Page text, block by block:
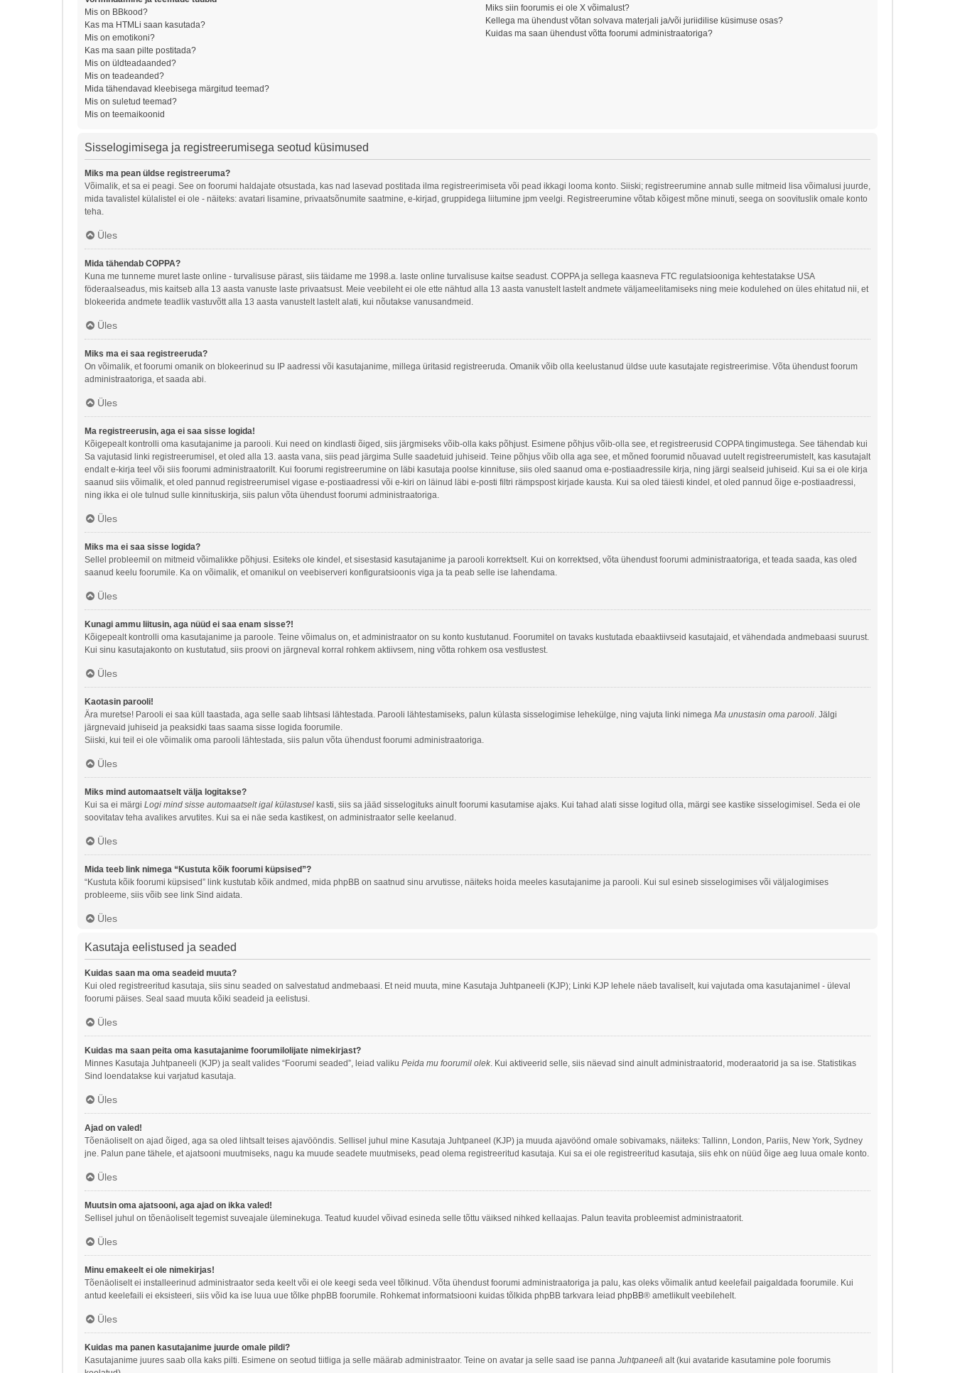
Mis on BBkood?
Kas ma HTMLi saan kasutada?
Mis on emotikoni?
Kas ma saan pilte postitada?
Mis on üldteadaanded?
Mis on teadeanded?
Mida tähendavad kleebisega märgitud teemad?
Mis on suletud teemad?
Mis on teemaikoonid
Miks siin foorumis ei ole X võimalust?
Kellega ma ühendust võtan solvava materjali ja/või juriidilise küsimuse osas?
Kuidas ma saan ühendust võtta foorumi administraatoriga?
Sisselogimisega ja registreerumisega seotud küsimused
Miks ma pean üldse registreeruma?
Võimalik, et sa ei peagi. See on foorumi haldajate otsustada, kas nad lasevad postitada ilma registreerimiseta või pead ikkagi looma konto. Siiski; registreerumine annab sulle mitmeid lisa võimalusi juurde,
mida tavalistel külalistel ei ole - näiteks: avatari lisamine, privaatsõnumite saatmine, e-kirjad, gruppidega liitumine jpm veelgi. Registreerumine võtab kõigest mõne minuti, seega on soovituslik omale konto
teha.
Üles
Mida tähendab COPPA?
Kuna me tunneme muret laste online - turvalisuse pärast, siis täidame me 1998.a. laste online turvalisuse kaitse seadust. COPPA ja sellega kaasneva FTC regulatsiooniga kehtestatakse USA
föderaalseadus, mis kaitseb alla 13 aasta vanuste laste privaatsust. Meie veebileht ei ole ette nähtud alla 13 aasta vanustelt lastelt andmete väljameelitamiseks ning meie kodulehed on üles ehitatud nii, et
blokeerida andmete teadlik vastuvõtt alla 13 aasta vanustelt lastelt alati, kui nõutakse vanusandmeid.
Üles
Miks ma ei saa registreeruda?
On võimalik, et foorumi omanik on blokeerinud su IP aadressi või kasutajanime, millega üritasid registreeruda. Omanik võib olla keelustanud üldse uute kasutajate registreerimise. Võta ühendust foorum
administraatoriga, et saada abi.
Üles
Ma registreerusin, aga ei saa sisse logida!
Kõigepealt kontrolli oma kasutajanime ja parooli. Kui need on kindlasti õiged, siis järgmiseks võib-olla kaks põhjust. Esimene põhjus võib-olla see, et registreerusid COPPA tingimustega. See tähendab kui
Sa vajutasid linki registreerumisel, et oled alla 13. aasta vana, siis pead järgima Sulle saadetuid juhiseid. Teine põhjus võib olla aga see, et mõned foorumid nõuavad uutelt registreerumistelt, kas kasutajalt
endalt e-kirja teel või siis foorumi administraatorilt. Kui foorumi registreerumine on läbi kasutaja poolse kinnituse, siis oled saanud oma e-postiaadressile kirja, ning järgi sealseid juhiseid. Kui sa ei ole kirja
saanud siis võimalik, et oled pannud registreerumisel vigase e-postiaadressi või e-kiri on läinud läbi e-posti filtri rämpspost kirjade kausta. Kui sa oled täiesti kindel, et oled pannud õige e-postiaadressi,
ning ikka ei ole tulnud sulle kinnituskirja, siis palun võta ühendust foorumi administraatoriga.
Üles
Miks ma ei saa sisse logida?
Sellel probleemil on mitmeid võimalikke põhjusi. Esiteks ole kindel, et sisestasid kasutajanime ja parooli korrektselt. Kui on korrektsed, võta ühendust foorumi administraatoriga, et teada saada, kas oled
saanud keelu foorumile. Ka on võimalik, et omanikul on veebiserveri konfiguratsioonis viga ja ta peab selle ise lahendama.
Üles
Kunagi ammu liitusin, aga nüüd ei saa enam sisse?!
Kõigepealt kontrolli oma kasutajanime ja paroole. Teine võimalus on, et administraator on su konto kustutanud. Foorumitel on tavaks kustutada ebaaktiivseid kasutajaid, et vähendada andmebaasi suurust.
Kui sinu kasutajakonto on kustutatud, siis proovi on järgneval korral rohkem aktiivsem, ning võtta rohkem osa vestlustest.
Üles
Kaotasin parooli!
Ära muretse! Parooli ei saa küll taastada, aga selle saab lihtsasi lähtestada. Parooli lähtestamiseks, palun külasta sisselogimise lehekülge, ning vajuta linki nimega Ma unustasin oma parooli. Jälgi
järgnevaid juhiseid ja peaksidki taas saama sisse logida foorumile.
Siiski, kui teil ei ole võimalik oma parooli lähtestada, siis palun võta ühendust foorumi administraatoriga.
Üles
Miks mind automaatselt välja logitakse?
Kui sa ei märgi Logi mind sisse automaatselt igal külastusel kasti, siis sa jääd sisselogituks ainult foorumi kasutamise ajaks. Kui tahad alati sisse logitud olla, märgi see kastike sisselogimisel. Seda ei ole
soovitatav teha avalikes arvutites. Kui sa ei näe seda kastikest, on administraator selle keelanud.
Üles
Mida teeb link nimega “Kustuta kõik foorumi küpsised”?
“Kustuta kõik foorumi küpsised” link kustutab kõik andmed, mida phpBB on saatnud sinu arvutisse, näiteks hoida meeles kasutajanime ja parooli. Kui sul esineb sisselogimises või väljalogimises
probleeme, siis võib see link Sind aidata.
Üles
Kasutaja eelistused ja seaded
Kuidas saan ma oma seadeid muuta?
Kui oled registreeritud kasutaja, siis sinu seaded on salvestatud andmebaasi. Et neid muuta, mine Kasutaja Juhtpaneeli (KJP); Linki KJP lehele näeb tavaliselt, kui vajutada oma kasutajanimel - üleval
foorumi päises. Seal saad muuta kõiki seadeid ja eelistusi.
Üles
Kuidas ma saan peita oma kasutajanime foorumilolijate nimekirjast?
Minnes Kasutaja Juhtpaneeli (KJP) ja sealt valides “Foorumi seaded”, leiad valiku Peida mu foorumil olek. Kui aktiveerid selle, siis näevad sind ainult administraatorid, moderaatorid ja sa ise. Statistikas
Sind loendatakse kui varjatud kasutaja.
Üles
Ajad on valed!
Tõenäoliselt on ajad õiged, aga sa oled lihtsalt teises ajavööndis. Sellisel juhul mine Kasutaja Juhtpaneel (KJP) ja muuda ajavöönd omale sobivamaks, näiteks: Tallinn, London, Pariis, New York, Sydney
jne. Palun pane tähele, et ajatsooni muutmiseks, nagu ka muude seadete muutmiseks, pead olema registreeritud kasutaja. Kui sa ei ole registreeritud kasutaja, siis ehk on nüüd õige aeg luua omale konto.
Üles
Muutsin oma ajatsooni, aga ajad on ikka valed!
Sellisel juhul on tõenäoliselt tegemist suveajale üleminekuga. Teatud kuudel võivad esineda selle tõttu väiksed nihked kellaajas. Palun teavita probleemist administraatorit.
Üles
Minu emakeelt ei ole nimekirjas!
Tõenäoliselt ei installeerinud administraator seda keelt või ei ole keegi seda veel tõlkinud. Võta ühendust foorumi administraatoriga ja palu, kas oleks võimalik antud keelefail paigaldada foorumile. Kui
antud keelefaili ei eksisteeri, siis võid ka ise luua uue tõlke phpBB foorumile. Rohkemat informatsiooni kuidas tõlkida phpBB tarkvara leiad phpBB® ametlikult veebilehelt.
Üles
Kuidas ma panen kasutajanime juurde omale pildi?
Kasutajanime juures saab olla kaks pilti. Esimene on seotud tiitliga ja selle määrab administraator. Teine on avatar ja selle saad ise panna Juhtpaneeli alt (kui avataride kasutamine pole foorumis